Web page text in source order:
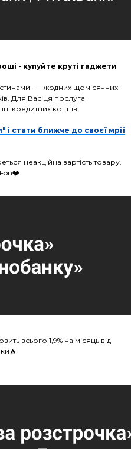
- купуйте круті гаджети
— жодних щомісячних
Для Вас ця послуга
кредитних коштів
стати ближче до своєї мрії
неакційна вартість товару.
всього 1,9% на місяць від